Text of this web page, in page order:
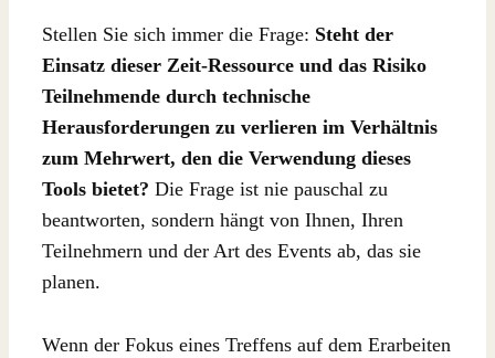
Stellen Sie sich immer die Frage: Steht der
Einsatz dieser Zeit-Ressource und das Risiko
Teilnehmende durch technische
Herausforderungen zu verlieren im Verhältnis
zum Mehrwert, den die Verwendung dieses
Tools bietet? Die Frage ist nie pauschal zu
beantworten, sondern hängt von Ihnen, Ihren
Teilnehmern und der Art des Events ab, das sie
planen.
Wenn der Fokus eines Treffens auf dem Erarbeiten